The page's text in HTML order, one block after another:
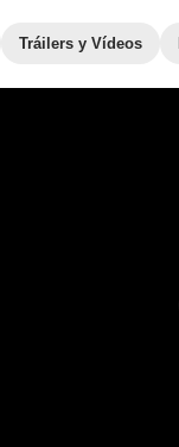
Tráilers y Vídeos